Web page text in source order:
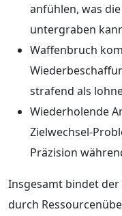
anfühlen, was
untergraben
Waffenbruch
strafend als
Wiederholende
Zielwechsel-
Präzision
Insgesamt bindet
durch